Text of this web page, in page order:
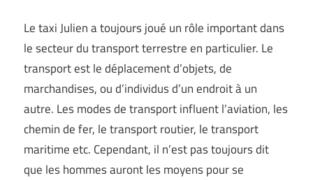
Le taxi Julien a toujours joué un rôle important dans
le secteur du transport terrestre en particulier. Le
transport est le déplacement d’objets, de
marchandises, ou d’individus d’un endroit à un
autre. Les modes de transport influent l’aviation, les
chemin de fer, le transport routier, le transport
maritime etc. Cependant, il n’est pas toujours dit
que les hommes auront les moyens pour se